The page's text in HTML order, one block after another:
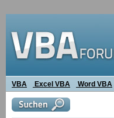
VBA Excel VBA Word VBA